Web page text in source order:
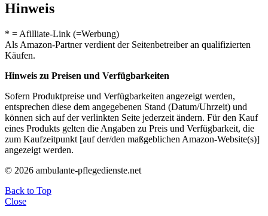
Hinweis
* = Afilliate-Link (=Werbung)
Als Amazon-Partner verdient der Seitenbetreiber an qualifizierten
Käufen.
Hinweis zu Preisen und Verfügbarkeiten
Sofern Produktpreise und Verfügbarkeiten angezeigt werden,
entsprechen diese dem angegebenen Stand (Datum/Uhrzeit) und
können sich auf der verlinkten Seite jederzeit ändern. Für den Kauf
eines Produkts gelten die Angaben zu Preis und Verfügbarkeit, die
zum Kaufzeitpunkt [auf der/den maßgeblichen Amazon-Website(s)]
angezeigt werden.
© 2026 ambulante-pflegedienste.net
Back to Top
Close